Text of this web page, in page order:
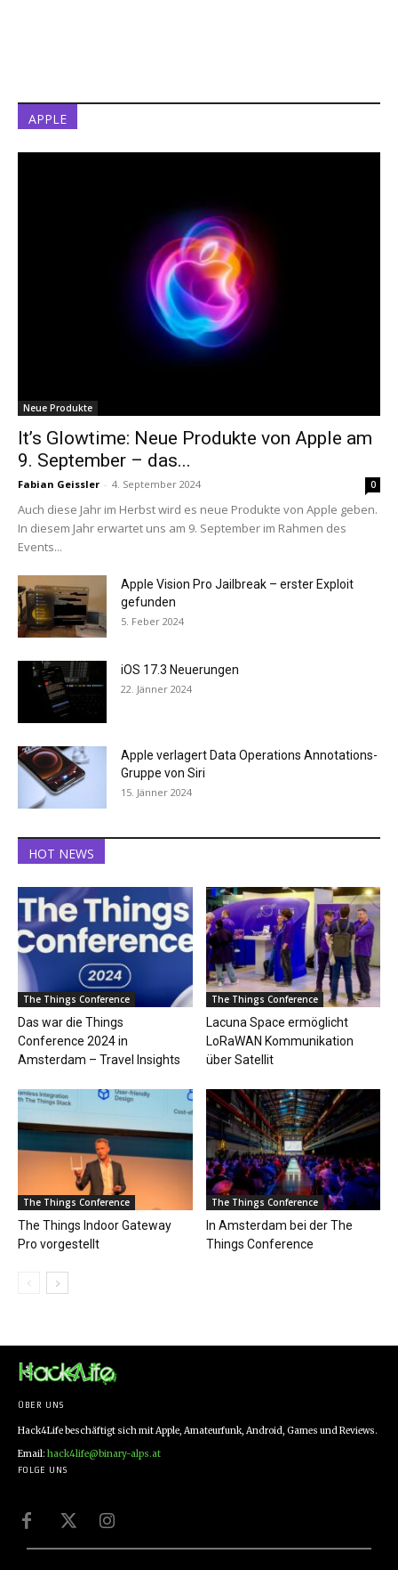
APPLE
Neue Produkte
It’s Glowtime: Neue Produkte von Apple am
9. September – das...
Fabian Geissler - 4. September 2024 0
Auch diese Jahr im Herbst wird es neue Produkte von Apple geben.
In diesem Jahr erwartet uns am 9. September im Rahmen des
Events...
Apple Vision Pro Jailbreak – erster Exploit
gefunden
5. Feber 2024
iOS 17.3 Neuerungen
22. Jänner 2024
Apple verlagert Data Operations Annotations-
Gruppe von Siri
15. Jänner 2024
HOT NEWS
The Things Conference
Das war die Things
Conference 2024 in
Amsterdam – Travel Insights
The Things Conference
Lacuna Space ermöglicht
LoRaWAN Kommunikation
über Satellit
The Things Conference
The Things Indoor Gateway
Pro vorgestellt
The Things Conference
In Amsterdam bei der The
Things Conference
ÜBER UNS
Hack4Life beschäftigt sich mit Apple, Amateurfunk, Android, Games und Reviews.
Email: hack4life@binary-alps.at
FOLGE UNS